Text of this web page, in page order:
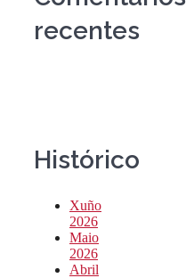
recentes
Histórico
Xuño
2026
Maio
2026
Abril